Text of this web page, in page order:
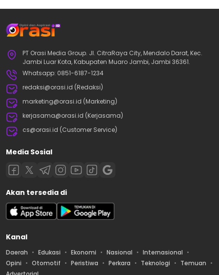
PT Orasi Media Group. Jl. CitraRaya City, Mendalo Darat, Kec.
Jambi Luar Kota, Kabupaten Muaro Jambi, Jambi 36361.
Whatsapp: 0851-6187-1234
redaksi@orasi.id (Redaksi)
marketing@orasi.id (Marketing)
kerjasama@orasi.id (Kerjasama)
cs@orasi.id (Customer Service)
Media Sosial
Akan tersedia di
Kanal
Daerah Edukasi Ekonomi Nasional
Internasional
Opini
Otomotif Peristiwa Perkara Teknologi
Temuan